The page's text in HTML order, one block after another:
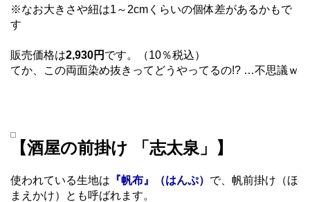
※なお大きさや紐は1～2cmくらいの個体差があるかもで
す
販売価格は2,930円 です。（10％税込）
てか、この両面染め抜きってどうやってるの!? …不思議ｗ
【酒屋の前掛け 「志太泉」】
使われている生地は 『帆布』（はんぷ） で、帆前掛け（ほ
まえかけ）とも呼ばれます。